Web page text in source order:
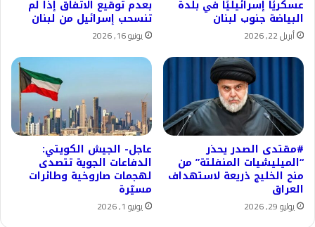
عسكريًا إسرائيليًا في بلدة
البياضة جنوب لبنان
أبريل 22, 2026
بعدم توقيع الاتفاق إذا لم
تنسحب إسرائيل من لبنان
يونيو 16, 2026
#مقتدى الصدر يحذر
“الميليشيات المنفلتة” من
منح الخليج ذريعة لاستهداف
العراق
يوليو 29, 2026
عاجل- الجيش الكويتي:
الدفاعات الجوية تتصدى
لهجمات صاروخية وطائرات
مسيّرة
يونيو 1, 2026